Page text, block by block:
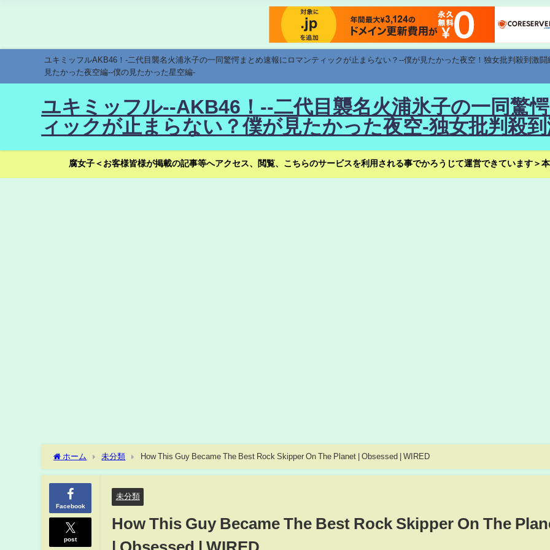
ユキミッフルAKB46！-二代目襲名火浦氷子の一同驚愕まとめ速報にロマンティックが止まらない？--僕が見たかった夜空！独女批判殺到激
見たかった夜空編--僕の見たかった星空編-
ユキミッフル--AKB46！--二代目襲名火浦氷子の一同驚
ィックが止まらない？僕が見たかった夜空-独女批判殺
腐女子＜お客様皆様が掲載の記事等へアクセス、閲覧、こちらのサービスを利用される事でかろうじて運営できています＞
ホーム 未分類 How This Guy Became The Best Rock Skipper On The Planet | Obsessed | WIRED
Facebook
post
未分類
How This Guy Became The Best Rock Skipper On The